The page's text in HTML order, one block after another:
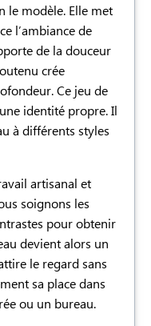
le modèle. Elle met
l’ambiance de
de la douceur
crée
Ce jeu de
identité propre. Il
à différents styles
artisanal et
soignons les
pour obtenir
devient alors un
le regard sans
sa place dans
ou un bureau.